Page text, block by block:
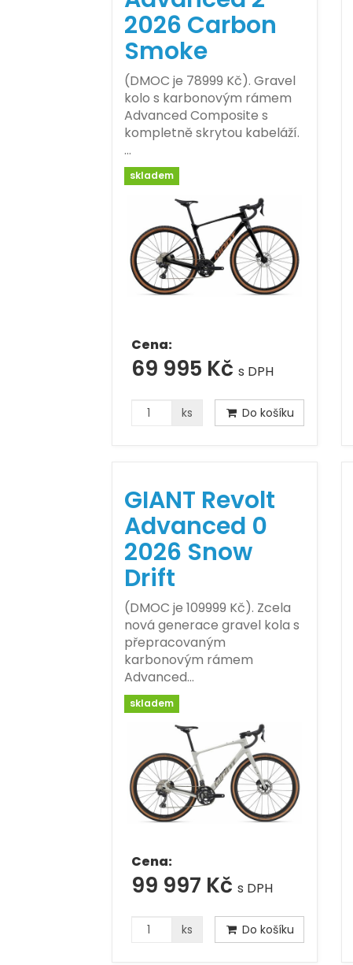
2026 Carbon
Smoke
(DMOC je 78999 Kč). Gravel
kolo s karbonovým rámem
Advanced Composite s
kompletně skrytou kabeláží.
…
skladem
Cena:
69 995 Kč s DPH
ks Do košíku
GIANT Revolt
Advanced 0
2026 Snow
Drift
(DMOC je 109999 Kč). Zcela
nová generace gravel kola s
přepracovaným
karbonovým rámem
Advanced…
skladem
Cena:
99 997 Kč s DPH
ks Do košíku